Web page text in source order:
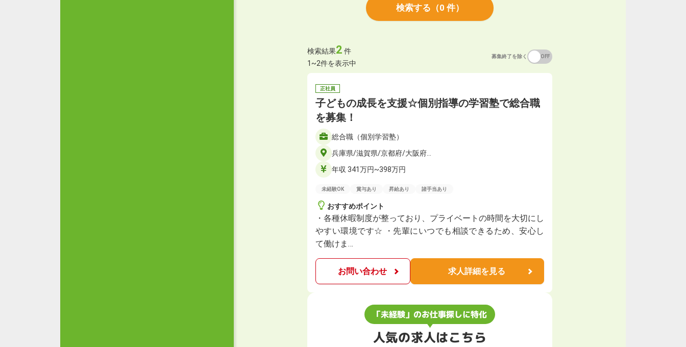
検索する （0 件）
検索結果2 件
1~2件を表示中
募集終了を除く OFF
正社員
子どもの成長を支援☆個別指導の学習塾で総合職
を募集！
総合職（個別学習塾）
兵庫県/滋賀県/京都府/大阪府…
年収 341万円~398万円
未経験OK 賞与あり 昇給あり 諸手当あり
おすすめポイント
・各種休暇制度が整っており、プライベートの時間を大切にし
やすい環境です☆ ・先輩にいつでも相談できるため、安心し
て働けま…
お問い合わせ 求人詳細を見る
「未経験」のお仕事探しに特化
人気の求人はこちら